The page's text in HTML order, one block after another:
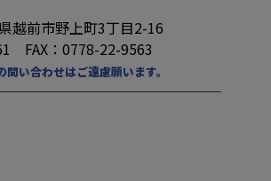
越前市野上町3丁目2-16
FAX：0778-22-9563
い合わせはご遠慮願います。